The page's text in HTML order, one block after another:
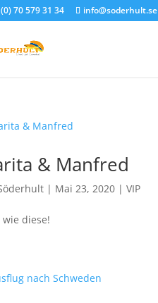
70 579 31 34 info@soderhult.se
& Manfred
| Mai 23, 2020 |VIP
wie diese!